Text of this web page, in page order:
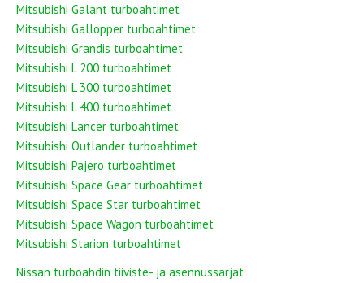
Mitsubishi Galant turboahtimet
Mitsubishi Gallopper turboahtimet
Mitsubishi Grandis turboahtimet
Mitsubishi L 200 turboahtimet
Mitsubishi L 300 turboahtimet
Mitsubishi L 400 turboahtimet
Mitsubishi Lancer turboahtimet
Mitsubishi Outlander turboahtimet
Mitsubishi Pajero turboahtimet
Mitsubishi Space Gear turboahtimet
Mitsubishi Space Star turboahtimet
Mitsubishi Space Wagon turboahtimet
Mitsubishi Starion turboahtimet
Nissan turboahdin tiiviste- ja asennussarjat